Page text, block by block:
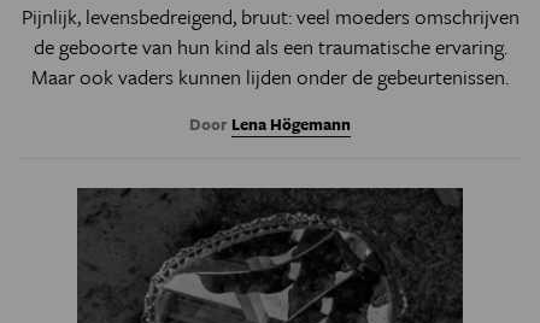
Pijnlijk, levensbedreigend, bruut: veel moeders omschrijven
de geboorte van hun kind als een traumatische ervaring.
Maar ook vaders kunnen lijden onder de gebeurtenissen.
Door Lena Högemann